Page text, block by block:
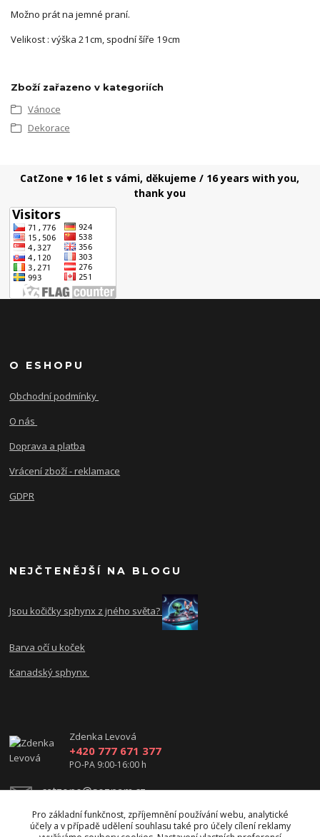
Možno prát na jemné praní.
Velikost : výška 21cm, spodní šíře 19cm
Zboží zařazeno v kategoriích
Vánoce
Dekorace
CatZone ♥ 16 let s vámi, děkujeme / 16 years with you,
thank you
O ESHOPU
Obchodní podmínky
O nás
Doprava a platba
Vrácení zboží - reklamace
GDPR
NEJČTENĚJŠÍ NA BLOGU
Jsou kočičky sphynx z jného světa?
Barva očí u koček
Kanadský sphynx
Zdenka Levová
+420 777 671 377
PO-PA 9:00-16:00 h
catzone@seznam.cz
Pro základní funkčnost, zpříjemnění používání webu, analytické
účely a v případě udělení souhlasu také pro účely cílení reklamy